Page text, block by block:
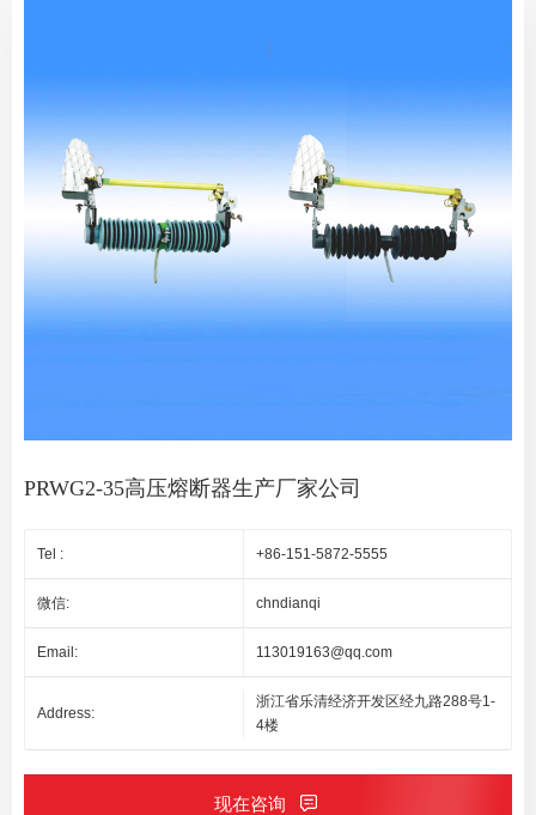
PRWG2-35高压熔断器生产厂家公司
Tel : +86-151-5872-5555
微信: chndianqi
Email: 113019163@qq.com
Address:
浙江省乐清经济开发区经九路288号1-
4楼
现在咨询